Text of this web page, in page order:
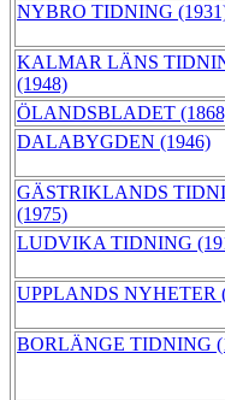
NYBRO TIDNING
KALMAR LÄNS
(1948)
ÖLANDSBLADET
DALABYGDEN (1946)
GÄSTRIKLANDS
(1975)
LUDVIKA TIDNING
UPPLANDS NYHETER
BORLÄNGE TIDNING